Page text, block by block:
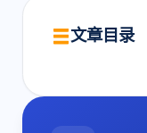
文章目录